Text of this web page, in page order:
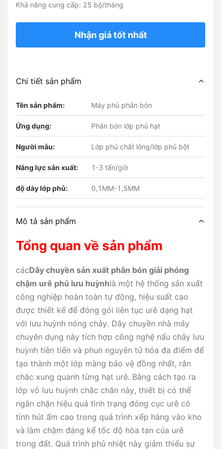
Khả năng cung cấp: 25 bộ/tháng
Nhận giá tốt nhất
Chi tiết sản phẩm
Tên sản phẩm: Máy phủ phân bón
Ứng dụng: Phân bón lớp phủ hạt
Người mẫu: Lớp phủ chất lỏng/lớp phủ bột
Năng lực sản xuất: 1-3 tấn/giờ
độ dày lớp phủ: 0,1MM-1,5MM
Mô tả sản phẩm
Tổng quan về sản phẩm
cácDây chuyền sản xuất phân bón giải phóng
chậm urê phủ lưu huỳnhlà một hệ thống sản xuất
công nghiệp hoàn toàn tự động, hiệu suất cao
được thiết kế để đóng gói liên tục urê dạng hạt
với lưu huỳnh nóng chảy. Dây chuyền nhà máy
chuyên dụng này tích hợp công nghệ nấu chảy lưu
huỳnh tiên tiến và phun nguyên tử hóa đa điểm để
tạo thành một lớp màng bảo vệ đồng nhất, rắn
chắc xung quanh từng hạt urê. Bằng cách tạo ra
lớp vỏ lưu huỳnh chắc chắn này, thiết bị có thể
ngăn chặn hiệu quả tình trạng đóng cục urê có
tính hút ẩm cao trong quá trình xếp hàng vào kho
và làm chậm đáng kể tốc độ hòa tan của urê
trong đất. Quá trình phủ nhiệt này giảm thiểu sự